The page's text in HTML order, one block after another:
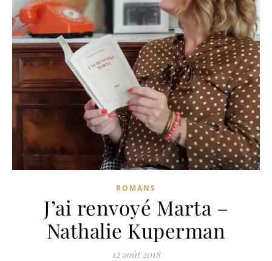
ROMANS
J’ai renvoyé Marta –
Nathalie Kuperman
12 août 2018